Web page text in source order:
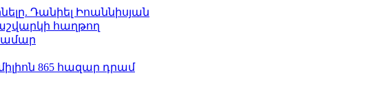
Դանիել Իոաննիսյան
հաղթող
865 հազար դրամ